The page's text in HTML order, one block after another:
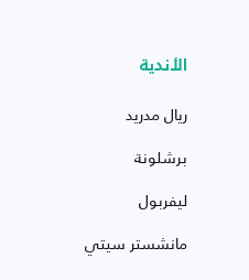
الأندية
ريال مدريد
برشلونة
ليفربول
مانشستر سيتي